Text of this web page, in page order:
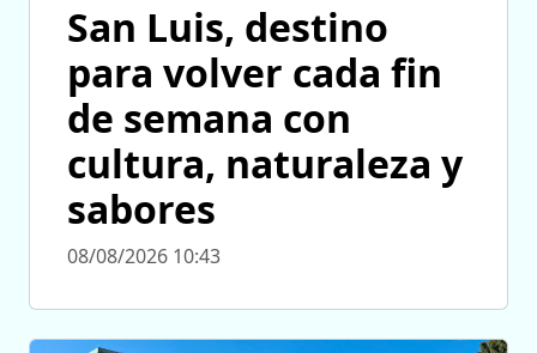
San Luis, destino
para volver cada fin
de semana con
cultura, naturaleza y
sabores
08/08/2026 10:43